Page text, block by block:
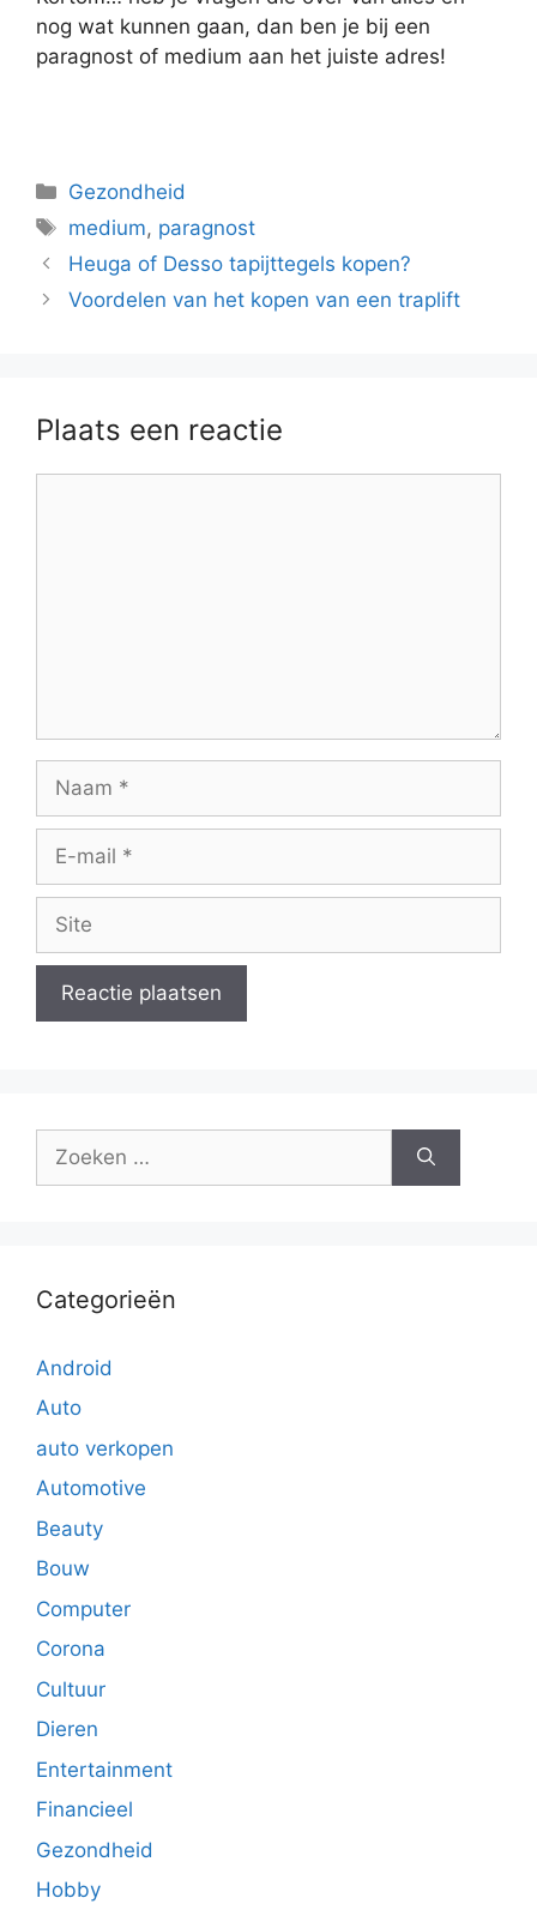
nog wat kunnen gaan, dan ben je bij een
paragnost of medium aan het juiste adres!
Categorieën
Gezondheid
Tags
medium, paragnost
Heuga of Desso tapijttegels kopen?
Voordelen van het kopen van een traplift
Plaats een reactie
mail
naar:
Categorieën
Android
Auto
auto verkopen
Automotive
Beauty
Bouw
Computer
Corona
Cultuur
Dieren
Entertainment
Financieel
Gezondheid
Hobby